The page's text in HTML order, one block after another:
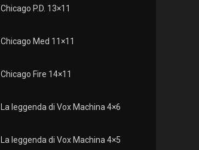
Chicago P.D. 13×11
Chicago Med 11×11
Chicago Fire 14×11
La leggenda di Vox Machina 4×6
La leggenda di Vox Machina 4×5